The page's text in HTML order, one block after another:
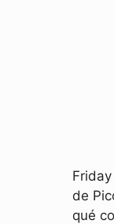
de
qué